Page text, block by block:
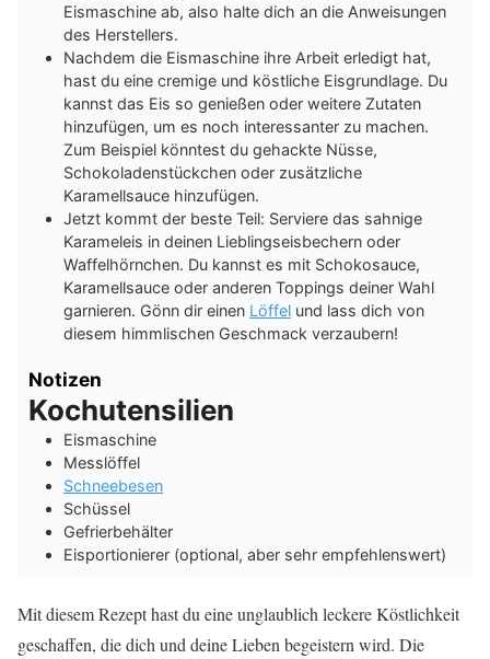
Eismaschine ab, also halte dich an die Anweisungen
des Herstellers.
Nachdem die Eismaschine ihre Arbeit erledigt hat,
hast du eine cremige und köstliche Eisgrundlage. Du
kannst das Eis so genießen oder weitere Zutaten
hinzufügen, um es noch interessanter zu machen.
Zum Beispiel könntest du gehackte Nüsse,
Schokoladenstückchen oder zusätzliche
Karamellsauce hinzufügen.
Jetzt kommt der beste Teil: Serviere das sahnige
Karameleis in deinen Lieblingseisbechern oder
Waffelhörnchen. Du kannst es mit Schokosauce,
Karamellsauce oder anderen Toppings deiner Wahl
garnieren. Gönn dir einen Löffel und lass dich von
diesem himmlischen Geschmack verzaubern!
Notizen
Kochutensilien
Eismaschine
Messlöffel
Schneebesen
Schüssel
Gefrierbehälter
Eisportionierer (optional, aber sehr empfehlenswert)
Mit diesem Rezept hast du eine unglaublich leckere Köstlichkeit
geschaffen, die dich und deine Lieben begeistern wird. Die